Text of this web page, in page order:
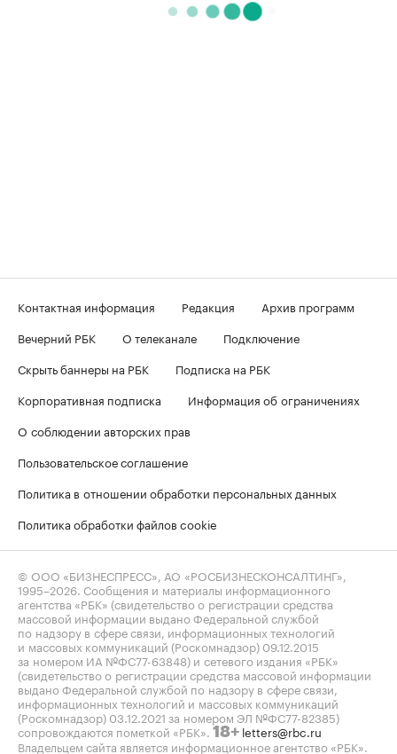
Контактная информация Редакция
Архив программ
Вечерний РБК
О телеканале
Подключение
Скрыть баннеры на РБК
Подписка на РБК
Корпоративная подписка
Информация об ограничениях
О соблюдении авторских прав
Пользовательское соглашение
Политика в отношении обработки персональных данных
Политика обработки файлов cookie
© ООО «БИЗНЕСПРЕСС», АО «РОСБИЗНЕСКОНСАЛТИНГ»,
1995–2026 . Сообщения и материалы информационного
агентства «РБК» (свидетельство о регистрации средства
массовой информации выдано Федеральной службой
по надзору в сфере связи, информационных технологий
и массовых коммуникаций (Роскомнадзор) 09.12.2015
за номером ИА №ФС77-63848) и сетевого издания «РБК»
(свидетельство о регистрации средства массовой информации
выдано Федеральной службой по надзору в сфере связи,
информационных технологий и массовых коммуникаций
(Роскомнадзор) 03.12.2021 за номером ЭЛ №ФС77-82385)
сопровождаются пометкой «РБК». 18+ letters@rbc.ru
Владельцем сайта является информационное агентство «РБК».